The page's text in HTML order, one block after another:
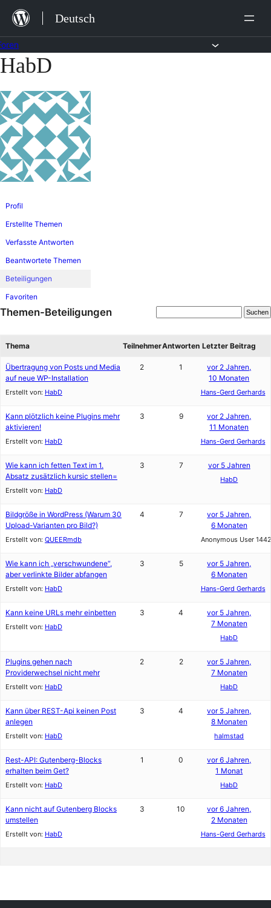
Zum
Inhalt
springen
Deutsch
Zum
springen
HabD
Profil
Erstellte Themen
Verfasste Antworten
Beantwortete Themen
Beteiligungen
Favoriten
Themen-Beteiligungen
Thema TeilnehmerAntworten Letzter Beitrag
Übertragung von Posts und Media
auf neue WP-Installation
Erstellt von: HabD
2 1
vor 2 Jahren,
10 Monaten
Hans-Gerd Gerhards
Kann plötzlich keine Plugins mehr
aktivieren!
Erstellt von: HabD
3 9
vor 2 Jahren,
11 Monaten
Hans-Gerd Gerhards
Wie kann ich fetten Text im 1.
Absatz zusätzlich kursic stellen=
Erstellt von: HabD
3 7 vor 5 Jahren
HabD
Bildgröße in WordPress (Warum 30
Upload-Varianten pro Bild?)
Erstellt von: QUEERmdb
4 7
vor 5 Jahren,
6 Monaten
Anonymous User
Wie kann ich „verschwundene“,
aber verlinkte Bilder abfangen
Erstellt von: HabD
3 5
vor 5 Jahren,
6 Monaten
Hans-Gerd Gerhards
Kann keine URLs mehr einbetten
Erstellt von: HabD
3 4
vor 5 Jahren,
7 Monaten
HabD
Plugins gehen nach
Providerwechsel nicht mehr
Erstellt von: HabD
2 2
vor 5 Jahren,
7 Monaten
HabD
Kann über REST-Api keinen Post
anlegen
Erstellt von: HabD
3 4
vor 5 Jahren,
8 Monaten
halmstad
Rest-API: Gutenberg-Blocks
erhalten beim Get?
Erstellt von: HabD
1 0
vor 6 Jahren,
1 Monat
HabD
Kann nicht auf Gutenberg Blocks
umstellen
Erstellt von: HabD
3 10
vor 6 Jahren,
2 Monaten
Hans-Gerd Gerhards